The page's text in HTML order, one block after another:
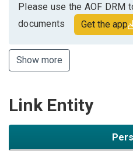
Please use the AOF DRM
documents
Get the app
Show more
Link Entity